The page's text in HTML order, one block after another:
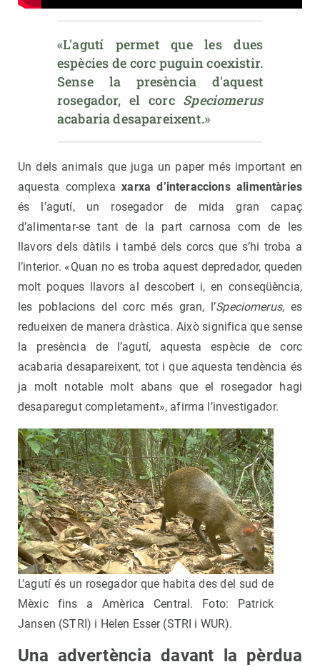
«L'agutí permet que les dues
espècies de corc puguin coexistir.
Sense la presència d'aquest
rosegador, el corc Speciomerus
acabaria desapareixent.»
Un dels animals que juga un paper més important en
aquesta complexaxarxa d’interaccions alimentàries
és l’agutí, un rosegador de mida gran capaç
d’alimentar-se tant de la part carnosa com de les
llavors dels dàtils i també dels corcs que s’hi troba a
l’interior. «Quan no es troba aquest depredador, queden
molt poques llavors al descobert i, en conseqüència,
les poblacions del corc més gran, l’Speciomerus, es
redueixen de manera dràstica. Això significa que sense
la presència de l’agutí, aquesta espècie de corc
acabaria desapareixent, tot i que aquesta tendència és
ja molt notable molt abans que el rosegador hagi
desaparegut completament», afirma l’investigador.
L'agutí és un rosegador que habita des del sud de
Mèxic fins a Amèrica Central. Foto: Patrick
Jansen (STRI) i Helen Esser (STRI i WUR).
Una advertència davant la pèrdua